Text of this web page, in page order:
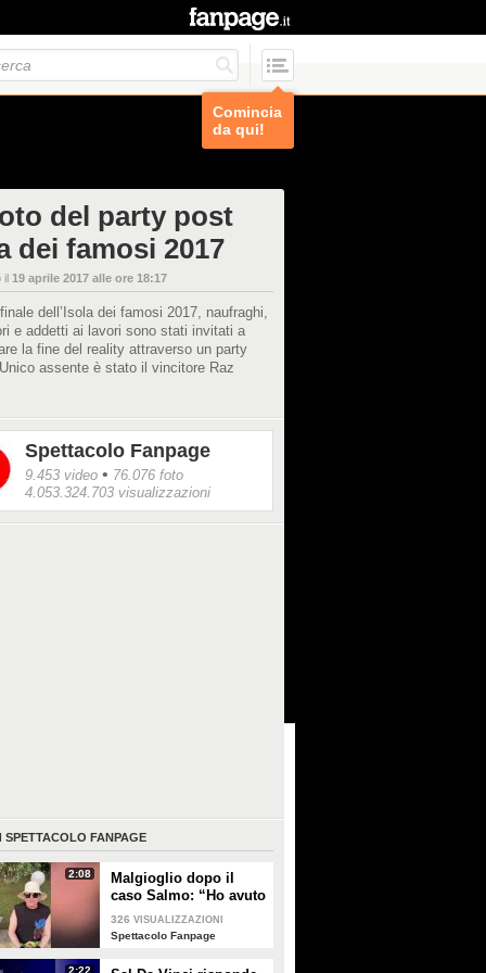
Comincia
da qui!
del party post
dei famosi 2017
il 19 aprile 2017 alle ore 18:17
dell’Isola dei famosi 2017, naufraghi,
e addetti ai lavori sono stati invitati a
la fine del reality attraverso un party
assente è stato il vincitore Raz
Spettacolo Fanpage
9.453 video • 76.076 foto
4.053.324.703 visualizzazioni
SPETTACOLO FANPAGE
2:08
Malgioglio dopo il
caso Salmo: “Ho avuto
un melanoma. Mettete
la crema, non sentite i
326 VISUALIZZAZIONI
Spettacolo Fanpage
2:22